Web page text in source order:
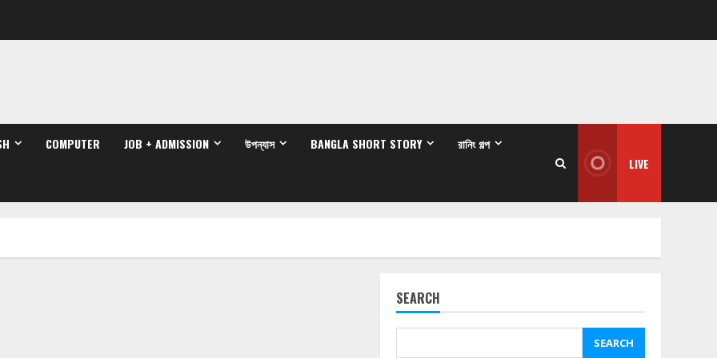
COMPUTER JOB + ADMISSION উপন্যাস BANGLA SHORT STORY রানিং গল্প
LIVE
SEARCH
SEARCH